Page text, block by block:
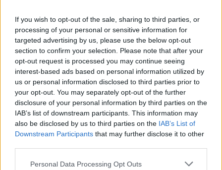
If you wish to opt-out of the sale, sharing to third parties, or
processing of your personal or sensitive information for
targeted advertising by us, please use the below opt-out
section to confirm your selection. Please note that after your
opt-out request is processed you may continue seeing
interest-based ads based on personal information utilized by
us or personal information disclosed to third parties prior to
your opt-out. You may separately opt-out of the further
disclosure of your personal information by third parties on the
IAB’s list of downstream participants. This information may
also be disclosed by us to third parties on the IAB’s List of
Downstream Participants that may further disclose it to other
Please note that this website/app uses one or more Google
Personal Data Processing Opt Outs
Pozostały wątpliwości? Brakuje czegoś w haśle?
Zobacz, co zyskują abonenci Dobrego słownika.
SPRAWDŹ
Koleś — kto to i czy to ładnie tak mówić?